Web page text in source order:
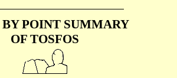
POINT SUMMARY
OF TOSFOS